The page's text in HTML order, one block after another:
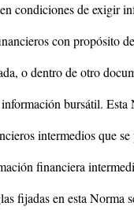
condiciones de exigir
con propósito
o dentro de otro
bursátil. Esta
intermedios que
financiera
fijadas en esta Norma